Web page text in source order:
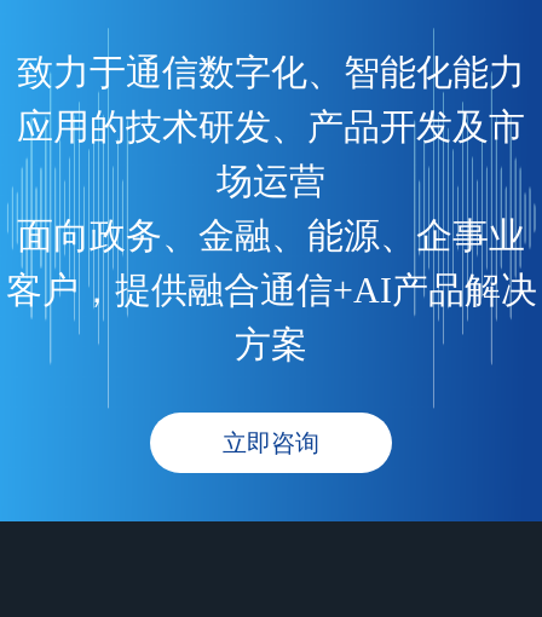
致力于通信数字化、智能化能力
应用的技术研发、产品开发及市
场运营
面向政务、金融、能源、企事业
客户，提供融合通信+AI产品解决
方案
立即咨询